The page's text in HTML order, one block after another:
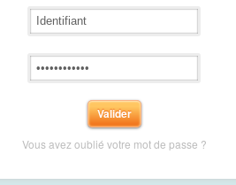
Vous avez oublié votre mot de passe ?